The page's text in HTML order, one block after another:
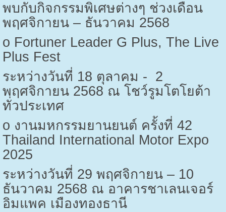
พบกับกิจกรรมพิเศษต่างๆ ช่วงเดือน
พฤศจิกายน – ธันวาคม 2568
o Fortuner Leader G Plus, The Live
Plus Fest
ระหว่างวันที่ 18 ตุลาคม - 2
พฤศจิกายน 2568 ณ โชว์รูมโตโยต้า
ทั่วประเทศ
o งานมหกรรมยานยนต์ ครั้งที่ 42
Thailand International Motor Expo
2025
ระหว่างวันที่ 29 พฤศจิกายน – 10
ธันวาคม 2568 ณ อาคารชาเลนเจอร์
อิมแพค เมืองทองธานี